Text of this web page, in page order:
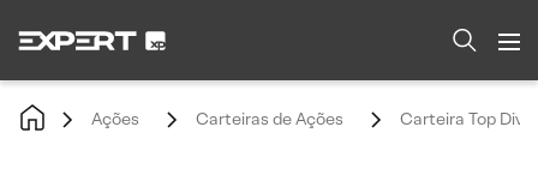
Ações Carteiras de Ações Carteira Top